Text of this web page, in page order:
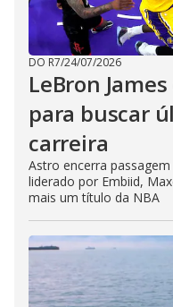
DO R7/24/07/2026
LeBron
para buscar
carreira
Astro encerra
liderado por Embiid,
mais um título da NBA